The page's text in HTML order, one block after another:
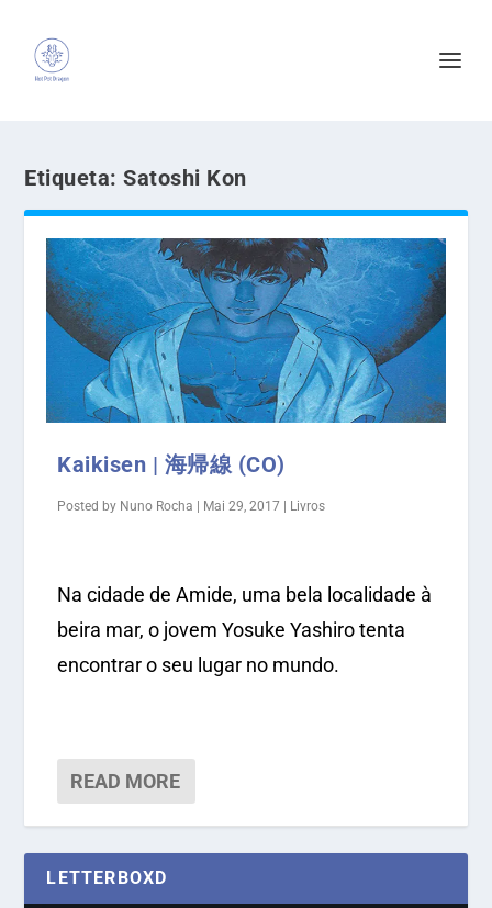
Etiqueta:Satoshi Kon
Kaikisen | 海帰線 (CO)
Posted by Nuno Rocha Mai 29, 2017 Livros
Na cidade de Amide, uma bela localidade à
beira mar, o jovem Yosuke Yashiro tenta
encontrar o seu lugar no mundo.
READ MORE
LETTERBOXD